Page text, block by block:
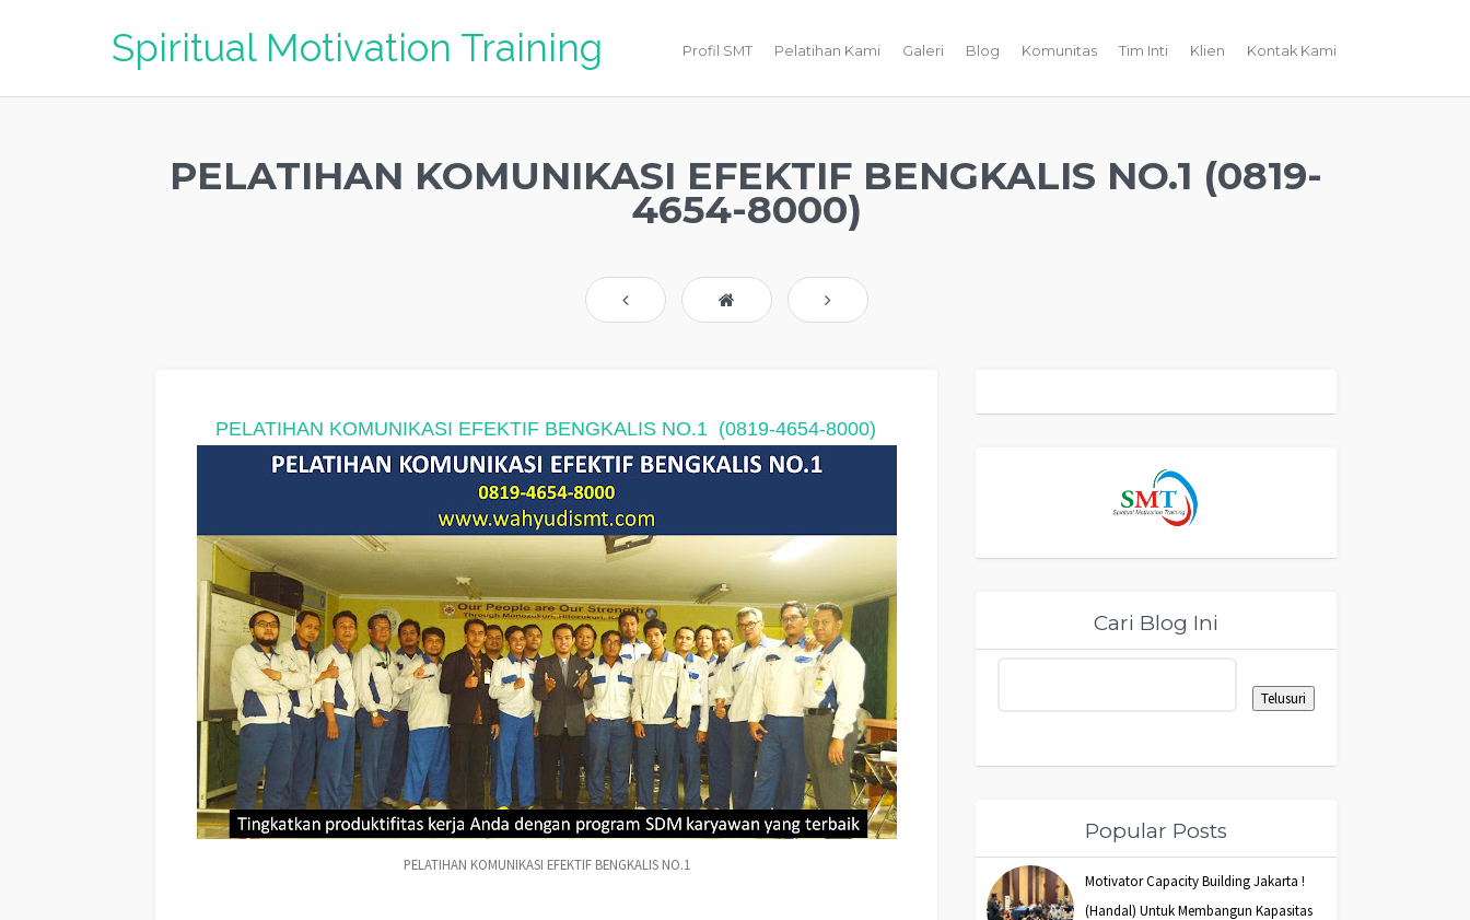
Spiritual Motivation Training Profil SMT Pelatihan Kami Galeri Blog Komunitas Tim Inti Klien Kontak Kami
PELATIHAN KOMUNIKASI EFEKTIF BENGKALIS NO.1 (0819-
4654-8000)
PELATIHAN KOMUNIKASI EFEKTIF BENGKALIS NO.1 (0819-4654-8000)
PELATIHAN KOMUNIKASI EFEKTIF BENGKALIS NO.1
Cari Blog Ini
Popular Posts
Motivator Capacity Building Jakarta !
(Handal) Untuk Membangun Kapasitas